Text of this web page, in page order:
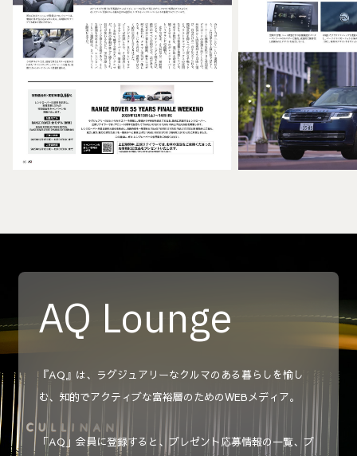
AQ Lounge
『AQ』は、ラグジュアリーなクルマのある暮らしを愉し
む、知的でアクティブな富裕層のためのWEBメディア。
「AQ」会員に登録すると、プレゼント応募情報の一覧、プ